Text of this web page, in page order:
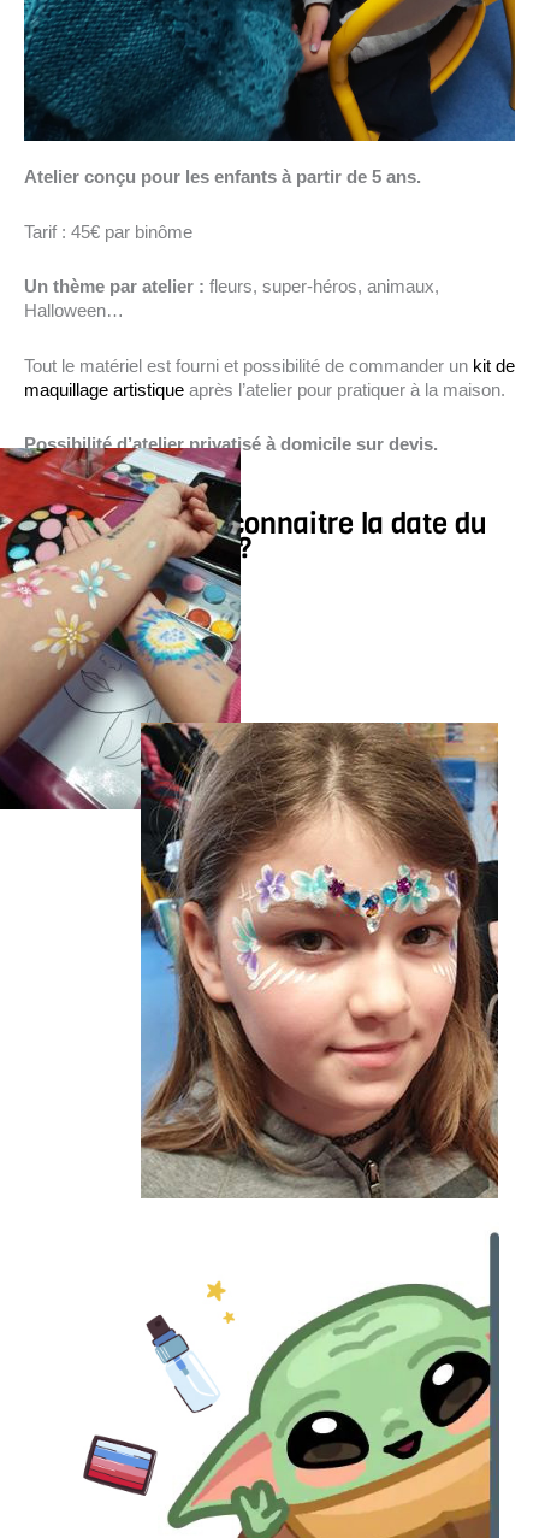
Atelier conçu pour les enfants à partir de 5 ans.
Tarif : 45€ par binôme
Un thème par atelier : fleurs, super-héros, animaux,
Halloween…
Tout le matériel est fourni et possibilité de commander un kit de
maquillage artistique après l’atelier pour pratiquer à la maison.
Possibilité d’atelier privatisé à domicile sur devis.
Vous souhaitez connaitre la date du
prochain atelier ?
Contactez-moi